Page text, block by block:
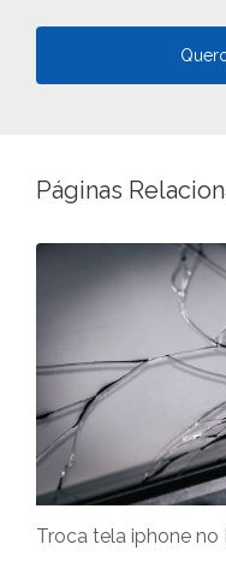
Páginas
Troca tela iphone no